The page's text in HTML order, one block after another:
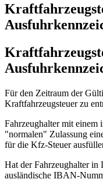
Für den Zeitraum der
Kraftfahrzeugsteuer zu
Fahrzeughalter mit einem
"normalen" Zulassung
für die Kfz-Steuer
Hat der Fahrzeughalter in
ausländische IBAN-